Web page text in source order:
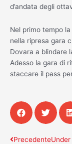
d’andata degli
Nel primo tempo
nella ripresa gara
Dovara a blindare
Adesso la gara di
staccare il pass
Precedente
Precedente